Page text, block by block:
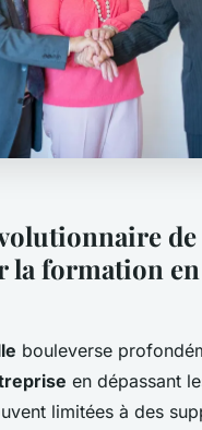
la formation en
bouleverse
en dépassant
limitées à des